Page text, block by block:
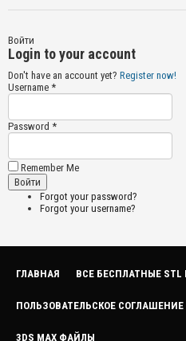
Войти
Login to your account
Don't have an account yet? Register now!
Username *
Password *
Remember Me
Forgot your password?
Forgot your username?
ГЛАВНАЯ ВСЕ БЕСПЛАТНЫЕ
ПОЛЬЗОВАТЕЛЬСКОЕ СОГЛАШЕНИЕ
3DS MAX ФАЙЛЫ